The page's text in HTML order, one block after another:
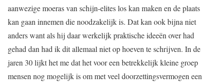
aanwezige moeras van schijn-elites los kan maken en de plaats
kan gaan innemen die noodzakelijk is. Dat kan ook bijna niet
anders want als hij daar werkelijk praktische ideeën over had
gehad dan had ik dit allemaal niet op hoeven te schrijven. In de
jaren 30 lijkt het me dat het voor een betrekkelijk kleine groep
mensen nog mogelijk is om met veel doorzettingsvermogen een